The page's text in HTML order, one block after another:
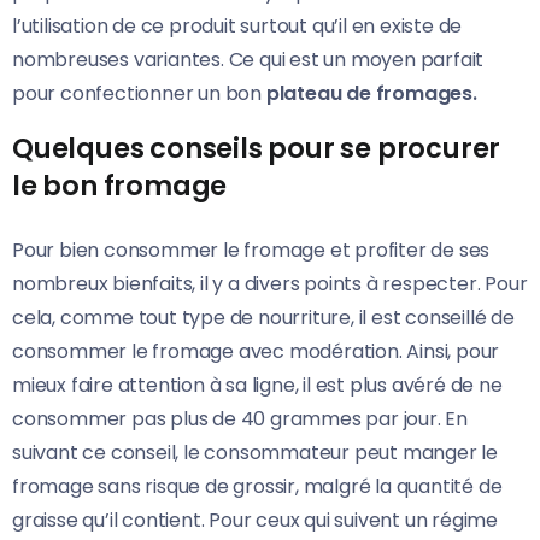
l’utilisation de ce produit surtout qu’il en existe de
nombreuses variantes. Ce qui est un moyen parfait
pour confectionner un bon plateau de fromages.
Quelques conseils pour se procurer
le bon fromage
Pour bien consommer le fromage et profiter de ses
nombreux bienfaits, il y a divers points à respecter. Pour
cela, comme tout type de nourriture, il est conseillé de
consommer le fromage avec modération. Ainsi, pour
mieux faire attention à sa ligne, il est plus avéré de ne
consommer pas plus de 40 grammes par jour. En
suivant ce conseil, le consommateur peut manger le
fromage sans risque de grossir, malgré la quantité de
graisse qu’il contient. Pour ceux qui suivent un régime